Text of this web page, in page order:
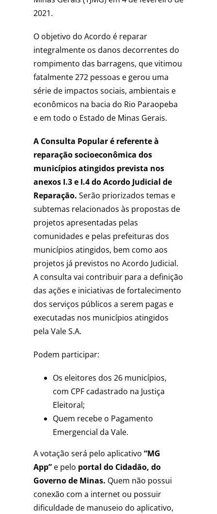
2021.
O objetivo do Acordo é reparar
integralmente os danos decorrentes do
rompimento das barragens, que vitimou
fatalmente 272 pessoas e gerou uma
série de impactos sociais, ambientais e
econômicos na bacia do Rio Paraopeba
e em todo o Estado de Minas Gerais.
A Consulta Popular é referente à
reparação socioeconômica dos
municípios atingidos prevista nos
anexos I.3 e I.4 do Acordo Judicial de
Reparação. Serão priorizados temas e
subtemas relacionados às propostas de
projetos apresentadas pelas
comunidades e pelas prefeituras dos
municípios atingidos, bem como aos
projetos já previstos no Acordo Judicial.
A consulta vai contribuir para a definição
das ações e iniciativas de fortalecimento
dos serviços públicos a serem pagas e
executadas nos municípios atingidos
pela Vale S.A.
Podem participar:
Os eleitores dos 26 municípios,
com CPF cadastrado na Justiça
Eleitoral;
Quem recebe o Pagamento
Emergencial da Vale.
A votação será pelo aplicativo “MG
App”e pelo portal do Cidadão, do
Governo de Minas. Quem não possui
conexão com a internet ou possuir
dificuldade de manuseio do aplicativo,